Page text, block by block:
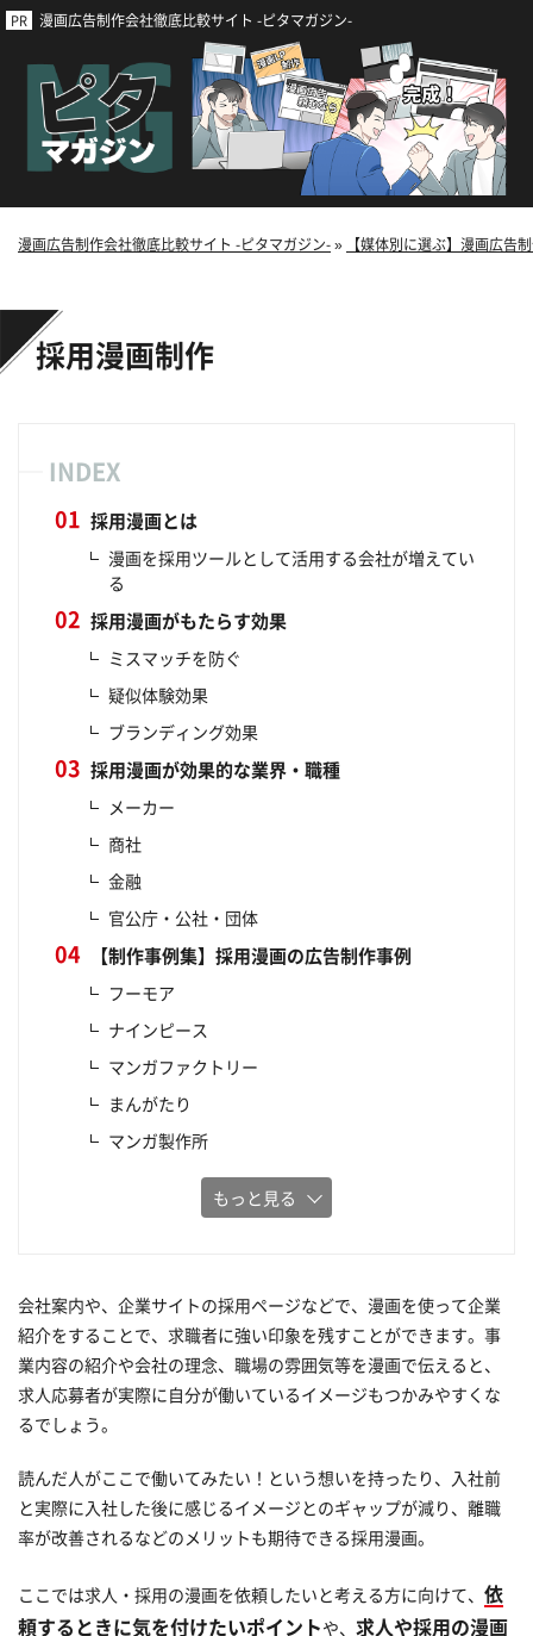
漫画広告制作会社徹底比較サイト -ピタマガジン-
漫画広告制作会社徹底比較サイト -ピタマガジン-» 【媒体別に選ぶ】漫画広告
採用漫画制作
INDEX
採用漫画とは
漫画を採用ツールとして活用する会社が増えてい
る
採用漫画がもたらす効果
ミスマッチを防ぐ
疑似体験効果
ブランディング効果
採用漫画が効果的な業界・職種
メーカー
商社
金融
官公庁・公社・団体
【制作事例集】採用漫画の広告制作事例
フーモア
ナインピース
マンガファクトリー
まんがたり
マンガ製作所
もっと見る
会社案内や、企業サイトの採用ページなどで、漫画を使って企業
紹介をすることで、求職者に強い印象を残すことができます。事
業内容の紹介や会社の理念、職場の雰囲気等を漫画で伝えると、
求人応募者が実際に自分が働いているイメージもつかみやすくな
るでしょう。
読んだ人がここで働いてみたい！という想いを持ったり、入社前
と実際に入社した後に感じるイメージとのギャップが減り、離職
率が改善されるなどのメリットも期待できる採用漫画。
ここでは求人・採用の漫画を依頼したいと考える方に向けて、 依
頼するときに気を付けたいポイントや、 求人や採用の漫画